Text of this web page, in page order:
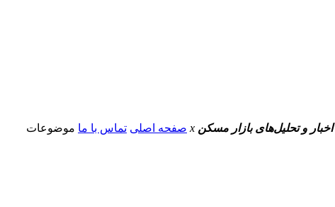
اخبار و تحلیل‌های بازار مسکن x صفحه اصلی تماس با ما موضوعات